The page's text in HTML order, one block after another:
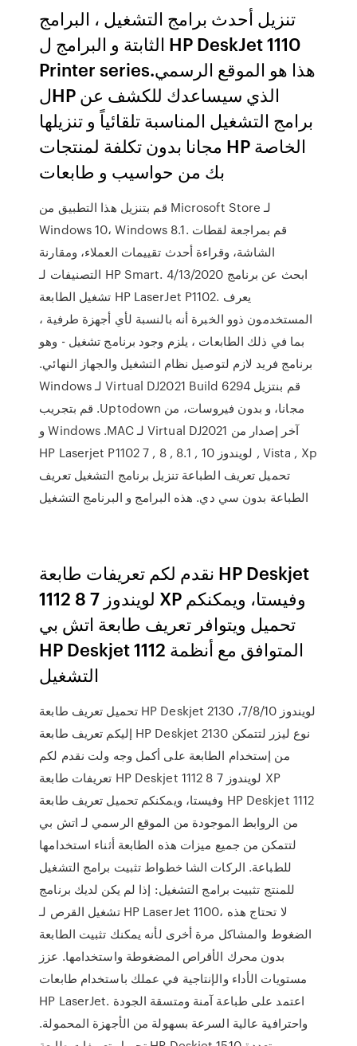
تنزيل أحدث برامج التشغيل ، البرامج
الثابتة و البرامج ل HP DeskJet 1110
Printer series.هذا هو الموقع الرسمي
لHP الذي سيساعدك للكشف عن
برامج التشغيل المناسبة تلقائياً و تنزيلها
مجانا بدون تكلفة لمنتجات HP الخاصة
بك من حواسيب و طابعات
قم بتنزيل هذا التطبيق من Microsoft Store لـ
Windows 10، Windows 8.1. قم بمراجعة لقطات
الشاشة، وقراءة أحدث تقييمات العملاء، ومقارنة
التصنيفات لـ HP Smart. 4/13/2020 ابحث عن برنامج
تشغيل الطابعة HP LaserJet P1102. يعرف
المستخدمون ذوو الخبرة أنه بالنسبة لأي أجهزة طرفية ،
بما في ذلك الطابعات ، يلزم وجود برنامج تشغيل - وهو
برنامج فريد لازم لتوصيل نظام التشغيل والجهاز النهائي.
‫قم بنتزيل Virtual DJ2021 Build 6294 لـ Windows
مجانا، و بدون فيروسات، من Uptodown. قم بتجريب
آخر إصدار من Virtual DJ2021 لـ Windows .MAC و
Vista , Xp , لويندوز 10 , 8.1 , 8 , 7 HP Laserjet P1102
تحميل تعريف الطباعة تنزيل برنامج التشغيل تعريف
الطباعة بدون سي دي. هذه البرامج و البرنامج التشغيل
نقدم لكم تعريفات طابعة HP Deskjet
1112 لويندوز 7 8 XP وفيستا، ويمكنكم
تحميل ويتوافر تعريف طابعة اتش بي
HP Deskjet 1112 المتوافق مع أنظمة
تحميل تعريف طابعة HP Deskjet 2130 لويندوز 7/8/10،
إليكم تعريف طابعة HP Deskjet 2130 نوع ليزر لتتمكن
من إستخدام الطابعة على أكمل وجه ولت نقدم لكم
تعريفات طابعة HP Deskjet 1112 لويندوز 7 8 XP
وفيستا، ويمكنكم تحميل تعريف طابعة HP Deskjet 1112
من الروابط الموجودة من الموقع الرسمي لـ اتش بي
لتتمكن من جميع ميزات هذه الطابعة أثناء استخدامها
للطباعة. الركات الشا خطواط تثبيت برامج التشغيل
للمنتج تثبيت برامج التشغيل: إذا لم يكن لديك برنامج
تشغيل القرص لـ HP LaserJet 1100، لا تحتاج هذه
الضغوط والمشاكل مرة أخرى لأنه يمكنك تثبيت الطابعة
بدون محرك الأقراص المضغوطة واستخدامها. عزز
مستويات الأداء والإنتاجية في عملك باستخدام طابعات
HP LaserJet. اعتمد على طباعة آمنة ومتسقة الجودة
واحترافية عالية السرعة بسهولة من الأجهزة المحمولة.